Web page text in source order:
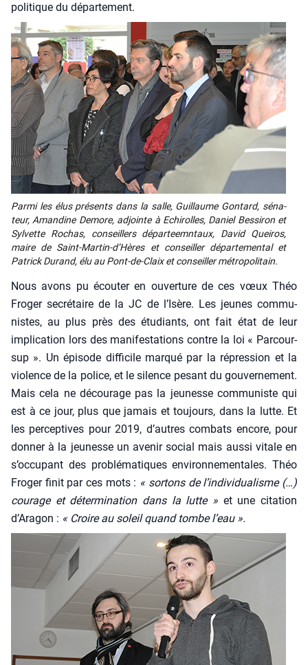
poli­tique du dépar­te­ment.
Par­mi les élus pré­sents dans la salle, Guillaume Gon­tard, séna­
teur, Aman­dine Demore, adjointe à Echi­rolles, Daniel Bes­si­ron et
Syl­vette Rochas, conseillers dépar­teemn­taux, David Quei­ros,
maire de Saint-Mar­tin-d’Hères et conseiller dépar­te­men­tal et
Patrick Durand, élu au Pont-de-Claix et conseiller métro­po­li­tain.
Nous avons pu écou­ter en ouver­ture de ces vœux Théo
Fro­ger secré­taire de la JC de l’Isère. Les jeunes com­mu­
nistes, au plus près des étu­diants, ont fait état de leur
impli­ca­tion lors des mani­fes­ta­tions contre la loi « Par­cour­
sup ». Un épi­sode dif­fi­cile mar­qué par la répres­sion et la
vio­lence de la police, et le silence pesant du gou­ver­ne­ment.
Mais cela ne décou­rage pas la jeu­nesse com­mu­niste qui
est à ce jour, plus que jamais et tou­jours, dans la lutte. Et
les per­cep­tives pour 2019, d’autres com­bats encore, pour
don­ner à la jeu­nesse un ave­nir social mais aus­si vitale en
s’occupant des pro­blé­ma­tiques envi­ron­ne­men­tales. Théo
Fro­ger finit par ces mots : « sor­tons de l’individualisme (…)
cou­rage et déter­mi­na­tion dans la lutte » et une cita­tion
d’Aragon : « Croire au soleil quand tombe l’eau ».